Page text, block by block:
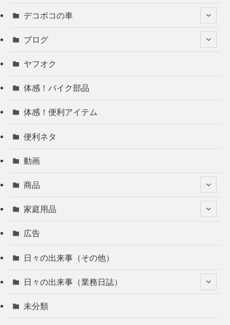
デコボコの車
ブログ
ヤフオク
体感！バイク部品
体感！便利アイテム
便利ネタ
動画
商品
家庭用品
広告
日々の出来事（その他）
日々の出来事（業務日誌）
未分類